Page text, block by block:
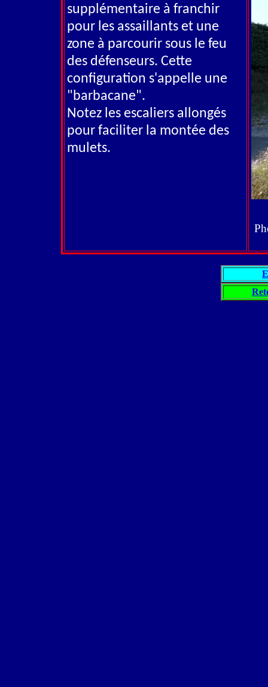
supplémentaire à franchir
pour les assaillants et une
zone à parcourir sous le feu
des défenseurs. Cette
configuration s'appelle une
"barbacane".
Notez les escaliers allongés
pour faciliter la montée des
mulets.